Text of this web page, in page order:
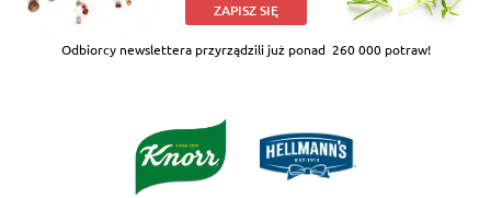
ZAPISZ SIĘ
Odbiorcy newslettera przyrządzili już ponad 260 000 potraw!